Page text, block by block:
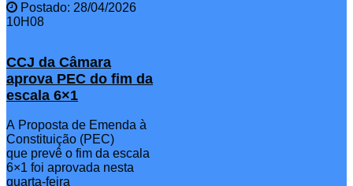
Postado: 28/04/2026
10H08
CCJ da Câmara
aprova PEC do fim da
escala 6×1
A Proposta de Emenda à
Constituição (PEC)
que prevê o fim da escala
6×1 foi aprovada nesta
quarta-feira